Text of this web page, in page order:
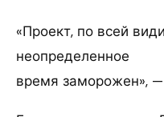
«Проект, по всей
неопределенное
время заморожен»,